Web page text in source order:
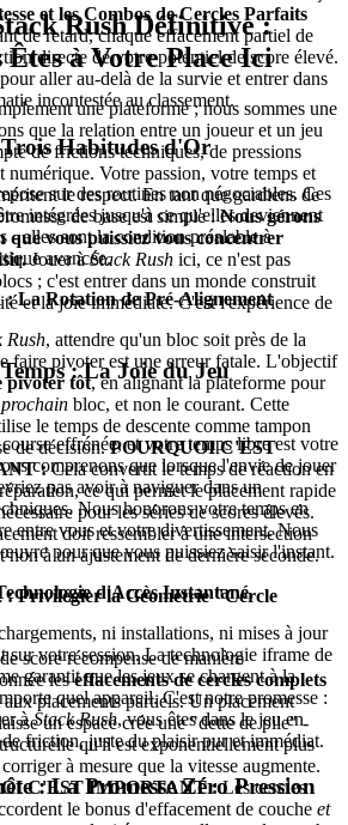
et les Combos de Cercles Parfaits
de retard, chaque effacement partiel de
directe de votre potentiel de score élevé.
aller au-delà de la survie et entrer dans
incontestée au classement.
Habitudes d'Or
sur des routines non négociables. Ces
intégrées jusqu'à ce qu'elles deviennent
- elles sont la condition préalable à
avancée.
La Rotation de Pré-Alignement
Rush, attendre qu'un bloc soit près de la
faire pivoter est une erreur fatale. L'objectif
pivoter tôt, en alignant la plateforme pour
prochain bloc, et non le courant. Cette
le temps de descente comme tampon
de décision.POURQUOI C'EST
:Cela convertit le temps de réaction en
ce qui permet le placement rapide
pour les séries de scores élevés.
doit ressembler à une intersection
non à un ajustement de dernière seconde.
Privilégier la Géométrie "Cercle
score récompense de manière
leseffacements de cercles complets
placements partiels. Un placement
un espace crée une "dette de pile" -
qu'il est exponentiellement plus
à mesure que la vitesse augmente.
C'EST IMPORTANT :Les cercles
le bonus d'effacement de couche et
Rush Définitive :
Êtes à Votre Place Ici
une plateforme ; nous sommes une
que la relation entre un joueur et un jeu
de frictions techniques, de pressions
numérique. Votre passion, votre temps et
le respect. En tant que gardiens de
de base est simple :Nous gérons
que vous puissiez vous concentrer
Jouer àStack Rush ici, ce n'est pas
; c'est entrer dans un monde construit
et la joie immédiate. C'est l'expérience de
: La Joie du Jeu
effrénée, et votre temps libre est votre
comprenons que lorsque l'envie de jouer
pas avoir à naviguer dans un
Nous honorons votre temps en
entre vous et votre divertissement. Nous
pour que vous puissiez saisir l'instant.
d'Accès Instantané.
ni installations, ni mises à jour
sur votre session. La technologie iframe de
garantit que les jeux se chargent à la
quel appareil. C'est notre promesse :
àStack Rush, vous êtes dans le jeu en
de friction, juste du plaisir pur et immédiat.
: La Promesse Zéro Pression